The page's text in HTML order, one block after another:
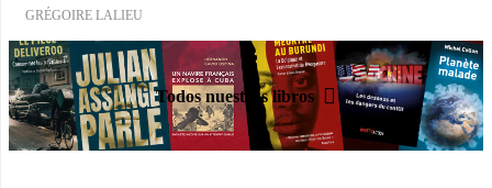
GRÉGOIRE LALIEU
Todos nuestros libros